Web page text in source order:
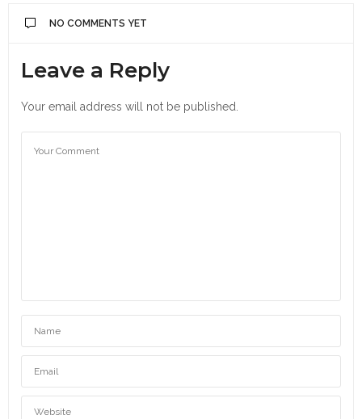
NO COMMENTS YET
Leave a Reply
Your email address will not be published.